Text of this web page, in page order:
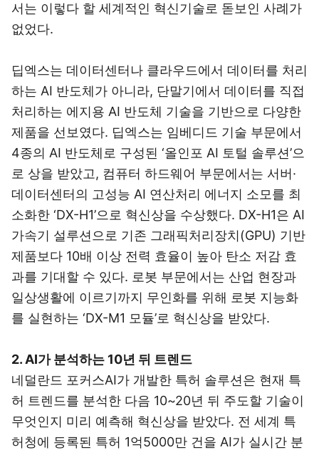
서는 이렇다 할 세계적인 혁신기술로 돋보인 사례가
없었다.
딥엑스는 데이터센터나 클라우드에서 데이터를 처리
하는 AI 반도체가 아니라, 단말기에서 데이터를 직접
처리하는 에지용 AI 반도체 기술을 기반으로 다양한
제품을 선보였다. 딥엑스는 임베디드 기술 부문에서
4종의 AI 반도체로 구성된 ‘올인포 AI 토털 솔루션’으
로 상을 받았고, 컴퓨터 하드웨어 부문에서는 서버·
데이터센터의 고성능 AI 연산처리 에너지 소모를 최
소화한 ‘DX-H1’으로 혁신상을 수상했다. DX-H1은 AI
가속기 설루션으로 기존 그래픽처리장치(GPU) 기반
제품보다 10배 이상 전력 효율이 높아 탄소 저감 효
과를 기대할 수 있다. 로봇 부문에서는 산업 현장과
일상생활에 이르기까지 무인화를 위해 로봇 지능화
를 실현하는 ‘DX-M1 모듈’로 혁신상을 받았다.
2. AI가 분석하는 10년 뒤 트렌드
네덜란드 포커스AI가 개발한 특허 솔루션은 현재 특
허 트렌드를 분석한 다음 10~20년 뒤 주도할 기술이
무엇인지 미리 예측해 혁신상을 받았다. 전 세계 특
허청에 등록된 특허 1억5000만 건을 AI가 실시간 분